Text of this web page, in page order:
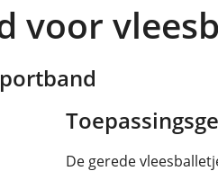
voor
De gerede